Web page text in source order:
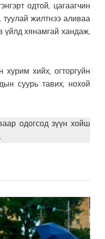
одтой, цагаагчин
туулай жилтнээ аливаа
үйлд хянамгай хандаж,
хурим хийх, огторгуйн
суурь тавих, нохой
одогсод зүүн хойш